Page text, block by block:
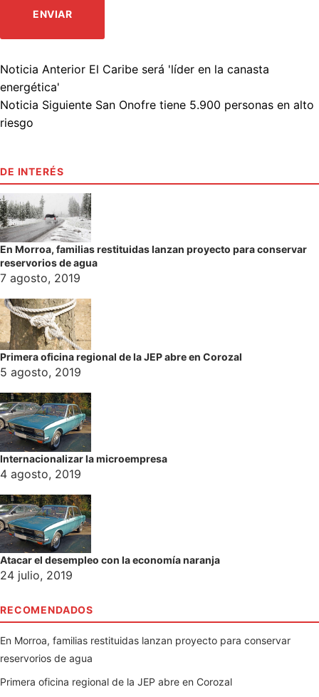
Noticia Anterior El Caribe será 'líder en la canasta
energética'
Noticia Siguiente San Onofre tiene 5.900 personas en alto
riesgo
DE INTERÉS
En Morroa, familias restituidas lanzan proyecto para conservar
reservorios de agua
7 agosto, 2019
Primera oficina regional de la JEP abre en Corozal
5 agosto, 2019
Internacionalizar la microempresa
4 agosto, 2019
Atacar el desempleo con la economía naranja
24 julio, 2019
RECOMENDADOS
En Morroa, familias restituidas lanzan proyecto para conservar
reservorios de agua
Primera oficina regional de la JEP abre en Corozal